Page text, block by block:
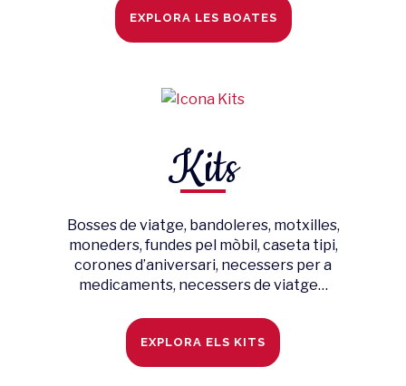
EXPLORA LES BOATES
Kits
Bosses de viatge, bandoleres, motxilles,
moneders, fundes pel mòbil, caseta tipi,
corones d’aniversari, necessers per a
medicaments, necessers de viatge…
EXPLORA ELS KITS